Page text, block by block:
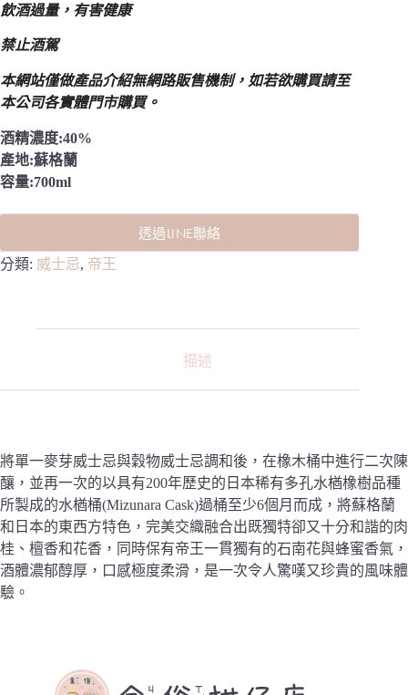
格：
格：
飲酒過量，有害健康
禁止酒駕
本網站僅做產品介紹無網路販售機制， 如若欲購買請至
本公司各實體門市購買。
酒精濃度:40%
產地:蘇格蘭
容量:700ml
透過LINE聯絡
分類: 威士忌, 帝王
描述
將單一麥芽威士忌與穀物威士忌調和後，在橡木桶中進行二次陳
釀，並再一次的以具有200年歷史的日本稀有多孔水楢橡樹品種
所製成的水楢桶(Mizunara Cask)過桶至少6個月而成，將蘇格蘭
和日本的東西方特色，完美交織融合出既獨特卻又十分和諧的肉
桂、檀香和花香，同時保有帝王一貫獨有的石南花與蜂蜜香氣，
酒體濃郁醇厚，口感極度柔滑，是一次令人驚嘆又珍貴的風味體
驗。